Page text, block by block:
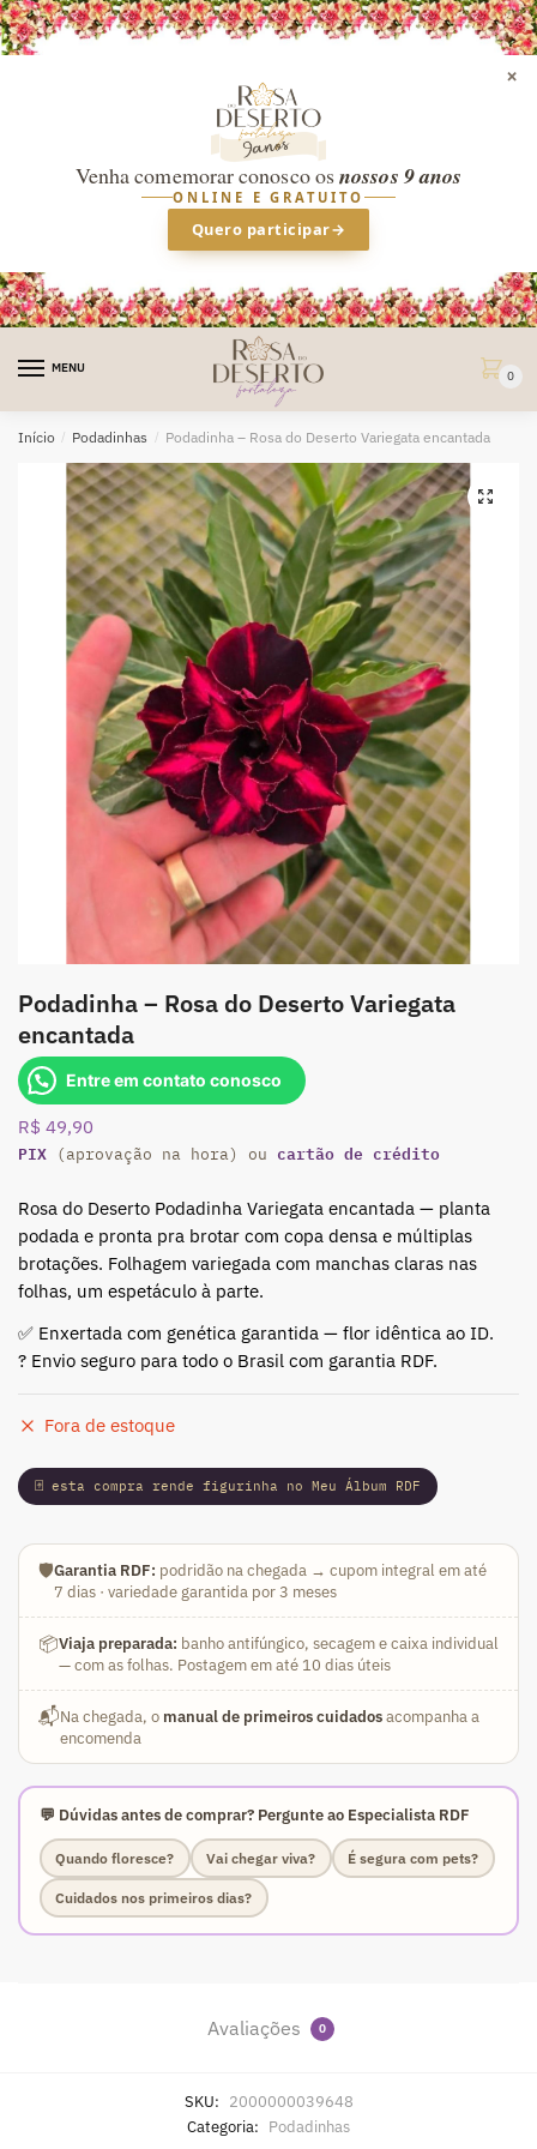
×
Venha comemorar conosco osnossos 9 anos
ONLINE E GRATUITO
Quero participar→
MENU
0
Início / Podadinhas / Podadinha – Rosa do Deserto Variegata encantada
🔍
Podadinha – Rosa do Deserto Variegata
encantada
Entre em contato conosco
R$ 49,90
PIX (aprovação na hora) ou cartão de crédito
Rosa do Deserto Podadinha Variegata encantada — planta
podada e pronta pra brotar com copa densa e múltiplas
brotações. Folhagem variegada com manchas claras nas
folhas, um espetáculo à parte.
✅ Enxertada com genética garantida — flor idêntica ao ID.
? Envio seguro para todo o Brasil com garantia RDF.
Fora de estoque
🃏 esta compra rende figurinha no Meu Álbum RDF
🛡️Garantia RDF: podridão na chegada → cupom integral em até
7 dias · variedade garantida por 3 meses
📦Viaja preparada: banho antifúngico, secagem e caixa individual
— com as folhas. Postagem em até 10 dias úteis
📬Na chegada, o manual de primeiros cuidadosacompanha a
encomenda
💬 Dúvidas antes de comprar? Pergunte ao Especialista RDF
Quando floresce? Vai chegar viva? É segura com pets?
Cuidados nos primeiros dias?
Avaliações 0
SKU: 2000000039648
Categoria: Podadinhas